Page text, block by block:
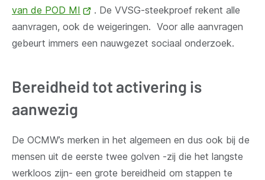
van de POD MI
(opent
nieuw
venster)
. De VVSG-steekproef rekent alle
aanvragen, ook de weigeringen. Voor alle aanvragen
gebeurt immers een nauwgezet sociaal onderzoek.
Bereidheid tot activering is
aanwezig
De OCMW’s merken in het algemeen en dus ook bij de
mensen uit de eerste twee golven -zij die het langste
werkloos zijn- een grote bereidheid om stappen te